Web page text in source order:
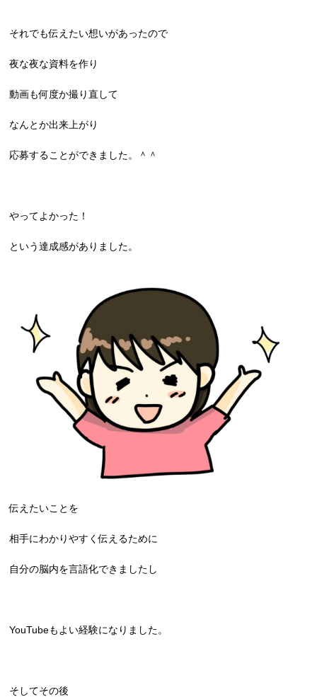
それでも伝えたい想いがあったので
夜な夜な資料を作り
動画も何度か撮り直して
なんとか出来上がり
応募することができました。＾＾
やってよかった！
という達成感がありました。
伝えたいことを
相手にわかりやすく伝えるために
自分の脳内を言語化できましたし
YouTubeもよい経験になりました。
そしてその後